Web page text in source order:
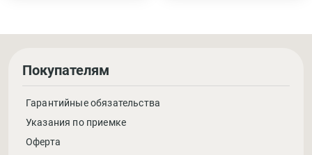
Покупателям
Гарантийные обязательства
Указания по приемке
Оферта